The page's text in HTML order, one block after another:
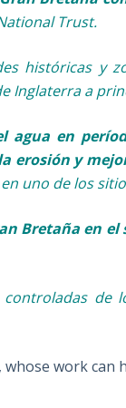
Trust.
históricas y
Inglaterra a
agua en
erosión y
uno de los
Bretaña en
de
whose work